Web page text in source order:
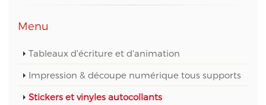
Menu
Tableaux d'écriture et d'animation
Impression & découpe numérique tous supports
Stickers et vinyles autocollants